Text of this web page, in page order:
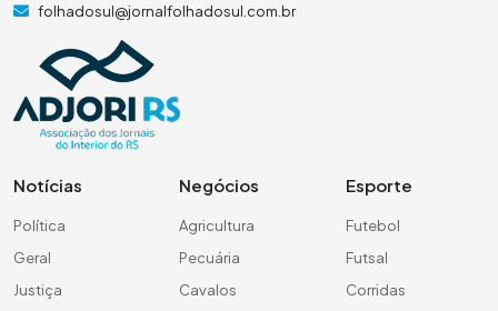
folhadosul@jornalfolhadosul.com.br
Notícias
Política
Geral
Justiça
Negócios
Agricultura
Pecuária
Cavalos
Esporte
Futebol
Futsal
Corridas